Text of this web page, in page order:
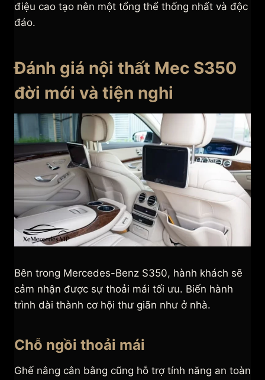
điệu cao tạo nên một tổng thể thống nhất và độc
đáo.
Đánh giá nội thất Mec S350
đời mới và tiện nghi
Bên trong Mercedes-Benz S350, hành khách sẽ
cảm nhận được sự thoải mái tối ưu. Biến hành
trình dài thành cơ hội thư giãn như ở nhà.
Chỗ ngồi thoải mái
Ghế nâng cân bằng cũng hỗ trợ tính năng an toàn